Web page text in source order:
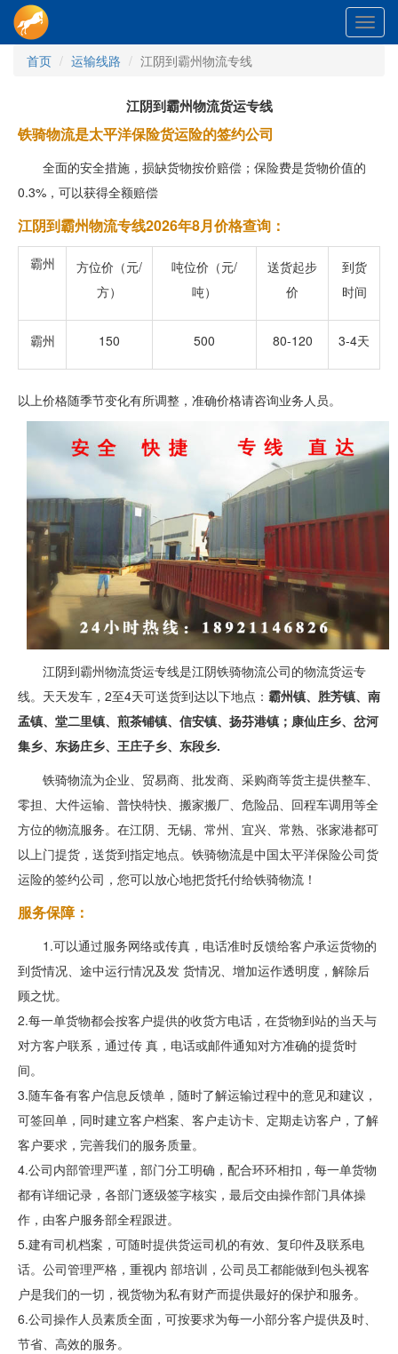
首页
运输线路 江阴到霸州物流专线
江阴到霸州物流货运专线
铁骑物流是太平洋保险货运险的签约公司
全面的安全措施，损缺货物按价赔偿；保险费是货物价值的
0.3%，可以获得全额赔偿
江阴到霸州物流专线2026年8月价格查询：
霸州
方位价（元/
方）
吨位价（元/
吨）
送货起步
价
到货
时间
霸州 150 500 80-120 3-4天
以上价格随季节变化有所调整，准确价格请咨询业务人员。
江阴到霸州物流货运专线是江阴铁骑物流公司的物流货运专
线。天天发车，2至4天可送货到达以下地点： 霸州镇、胜芳镇、南
孟镇、堂二里镇、煎茶铺镇、信安镇、扬芬港镇；康仙庄乡、岔河
集乡、东扬庄乡、王庄子乡、东段乡.
铁骑物流为企业、贸易商、批发商、采购商等货主提供整车、
零担、大件运输、普快特快、搬家搬厂、危险品、回程车调用等全
方位的物流服务。在江阴、无锡、常州、宜兴、常熟、张家港都可
以上门提货，送货到指定地点。铁骑物流是中国太平洋保险公司货
运险的签约公司，您可以放心地把货托付给铁骑物流！
服务保障：
1.可以通过服务网络或传真，电话准时反馈给客户承运货物的
到货情况、途中运行情况及发 货情况、增加运作透明度，解除后
顾之忧。
2.每一单货物都会按客户提供的收货方电话，在货物到站的当天与
对方客户联系，通过传 真，电话或邮件通知对方准确的提货时
间。
3.随车备有客户信息反馈单，随时了解运输过程中的意见和建议，
可签回单，同时建立客户档案、客户走访卡、定期走访客户，了解
客户要求，完善我们的服务质量。
4.公司内部管理严谨，部门分工明确，配合环环相扣，每一单货物
都有详细记录，各部门逐级签字核实，最后交由操作部门具体操
作，由客户服务部全程跟进。
5.建有司机档案，可随时提供货运司机的有效、复印件及联系电
话。公司管理严格，重视内 部培训，公司员工都能做到包头视客
户是我们的一切，视货物为私有财产而提供最好的保护和服务。
6.公司操作人员素质全面，可按要求为每一小部分客户提供及时、
节省、高效的服务。